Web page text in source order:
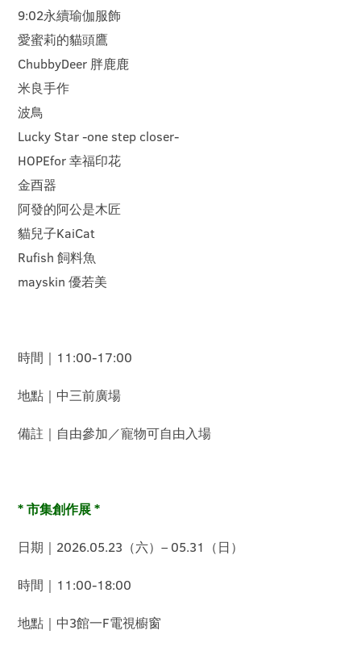
9:02永續瑜伽服飾
愛蜜莉的貓頭鷹
ChubbyDeer 胖鹿鹿
米良手作
波鳥
Lucky Star -one step closer-
HOPEfor 幸福印花
金酉器
阿發的阿公是木匠
貓兒子KaiCat
Rufish 飼料魚
mayskin 優若美
時間｜11:00-17:00
地點｜中三前廣場
備註｜自由參加／寵物可自由入場
* 市集創作展 *
日期｜2026.05.23（六）– 05.31（日）
時間｜11:00-18:00
地點｜中3館一F電視櫥窗